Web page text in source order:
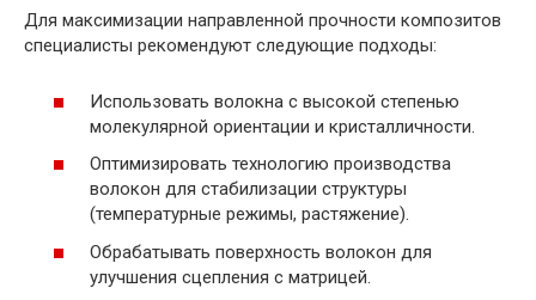
Для максимизации направленной прочности композитов
специалисты рекомендуют следующие подходы:
Использовать волокна с высокой степенью
молекулярной ориентации и кристалличности.
Оптимизировать технологию производства
волокон для стабилизации структуры
(температурные режимы, растяжение).
Обрабатывать поверхность волокон для
улучшения сцепления с матрицей.